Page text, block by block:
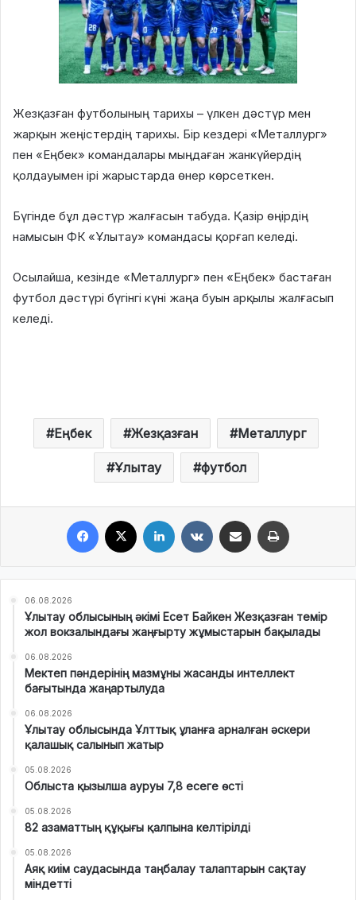
Жезқазған футболының тарихы – үлкен дәстүр мен
жарқын жеңістердің тарихы. Бір кездері «Металлург»
пен «Еңбек» командалары мыңдаған жанкүйердің
қолдауымен ірі жарыстарда өнер көрсеткен.
Бүгінде бұл дәстүр жалғасын табуда. Қазір өңірдің
намысын ФК «Ұлытау» командасы қорғап келеді.
Осылайша, кезінде «Металлург» пен «Еңбек» бастаған
футбол дәстүрі бүгінгі күні жаңа буын арқылы жалғасып
келеді.
Еңбек Жезқазған Металлург
Ұлытау футбол
06.08.2026
Ұлытау облысының әкімі Есет Байкен Жезқазған темір
жол вокзалындағы жаңғырту жұмыстарын бақылады
06.08.2026
Мектеп пәндерінің мазмұны жасанды интеллект
бағытында жаңартылуда
06.08.2026
Ұлытау облысында Ұлттық ұланға арналған әскери
қалашық салынып жатыр
05.08.2026
Облыста қызылша ауруы 7,8 есеге өсті
05.08.2026
82 азаматтың құқығы қалпына келтірілді
05.08.2026
Аяқ киім саудасында таңбалау талаптарын сақтау
міндетті